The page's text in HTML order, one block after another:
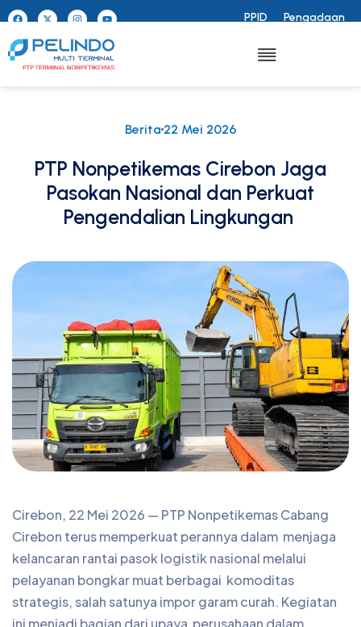
PPID Pengadaan
Berita22 Mei 2026
PTP Nonpetikemas Cirebon Jaga
Pasokan Nasional dan Perkuat
Pengendalian Lingkungan
Cirebon, 22 Mei 2026 — PTP Nonpetikemas Cabang
Cirebon terus memperkuat perannya dalam menjaga
kelancaran rantai pasok logistik nasional melalui
pelayanan bongkar muat berbagai komoditas
strategis, salah satunya impor garam curah. Kegiatan
ini menjadi bagian dari upaya perusahaan dalam